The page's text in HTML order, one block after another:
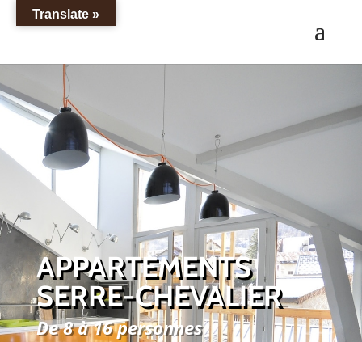
APPARTEMENTS
SERRE-CHEVALIER
De 8 à 16 personnes
Translate »